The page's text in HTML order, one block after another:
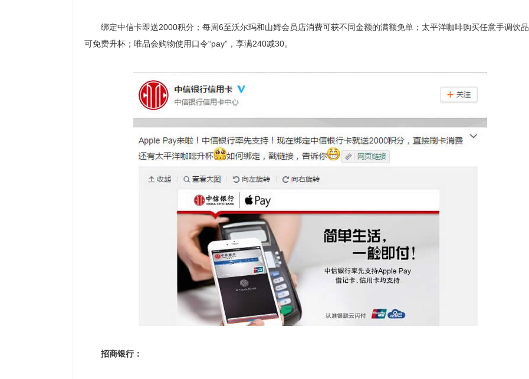
绑定中信卡即送2000积分；每周6至沃尔玛和山姆会员店消费可获不同金额的满额免单；太平洋咖啡购买任意手调饮品
可免费升杯；唯品会购物使用口令“pay”，享满240减30。
招商银行：